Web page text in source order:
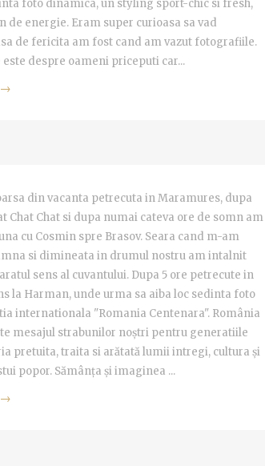
foto dinamica, un styling sport-chic si fresh,
de energie. Eram super curioasa sa vad
de fericita am fost cand am vazut fotografiile.
este despre oameni priceputi car...
→
din vacanta petrecuta in Maramures, dupa
Chat Chat si dupa numai cateva ore de somn am
cu Cosmin spre Brasov. Seara cand m-am
si dimineata in drumul nostru am intalnit
sens al cuvantului. Dupa 5 ore petrecute in
la Harman, unde urma sa aiba loc sedinta foto
internationala "Romania Centenara". România
mesajul strabunilor noștri pentru generatiile
pretuita, traita si arătată lumii intregi, cultura și
popor. Sămânța și imaginea ...
→